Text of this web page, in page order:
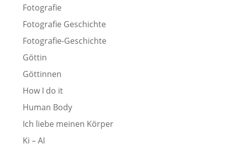
Fotografie
Fotografie Geschichte
Fotografie-Geschichte
Göttin
Göttinnen
How I do it
Human Body
Ich liebe meinen Körper
Ki – AI